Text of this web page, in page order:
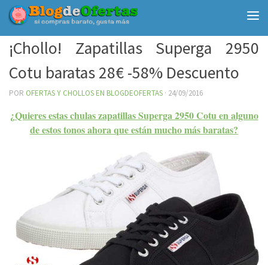
Debajo del contenido
¡Chollo! Zapatillas Superga 2950
Cotu baratas 28€ -58% Descuento
POR OFERTAS Y CHOLLOS EN BLOGDEOFERTAS · 24/09/2016
¿Quieres estas chulas zapatillas Superga 2950 Cotu en alguno
de estos tonos ahora que están mucho más baratas?